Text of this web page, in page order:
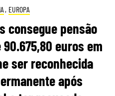
, EUROPA
consegue pensão
euros em
ser reconhecida
após